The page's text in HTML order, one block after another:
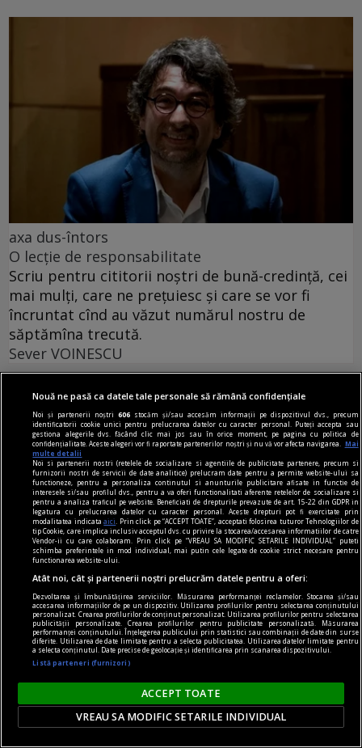
axa dus-întors
O lecție de responsabilitate
Scriu pentru cititorii noștri de bună-credință, cei
mai mulți, care ne prețuiesc și care se vor fi
încruntat cînd au văzut numărul nostru de
săptămîna trecută.
Sever VOINESCU
viața de capital
Cînd economia de piață s-a pierdut printre
proteste
Întrebarea este: pînă unde vor merge încălcările
principiilor economiei de piață și cele privind
funcționarea Uniunii Europene?
Constantin RUDNIŢCHI
Nouă ne pasă ca datele tale personale să rămână confidențiale
Noi și partenerii noștri606 stocăm și/sau accesăm informații pe dispozitivul dvs., precum
identificatorii cookie unici pentru prelucrarea datelor cu caracter personal. Puteți accepta sau
gestiona alegerile dvs. făcând clic mai jos sau în orice moment, pe pagina cu politica de
confidențialitate. Aceste alegeri vor fi raportate partenerilor noștri și nu vă vor afecta navigarea.
Mai
multe detalii
Noi si partenerii nostri (retelele de socializare si agentiile de publicitate partenere, precum si
furnizorii nostri de servicii de date analitice) prelucram date pentru a permite website-ului sa
functioneze, pentru a personaliza continutul si anunturile publicitare afisate in functie de
interesele si/sau profilul dvs., pentru a va oferi functionalitati aferente retelelor de socializare si
pentru a analiza traficul pe website. Beneficiati de drepturile prevazute de art. 15-22 din GDPR in
legatura cu prelucrarea datelor cu caracter personal. Aceste drepturi pot fi exercitate prin
modalitatea indicataaici
. Prin click pe “ACCEPT TOATE”, acceptati folosirea tuturor Tehnologiilor de
tip Cookie, care implica inclusiv acceptul dvs. cu privire la stocarea/accesarea informatiilor de catre
Vendor-ii cu care colaboram. Prin click pe “VREAU SA MODIFIC SETARILE INDIVIDUAL” puteti
schimba preferintele in mod individual, mai putin cele legate de cookie strict necesare pentru
functionarea website-ului.
Atât noi, cât și partenerii noștri prelucrăm datele pentru a oferi:
Dezvoltarea și îmbunătățirea serviciilor. Măsurarea performanței reclamelor. Stocarea și/sau
accesarea informațiilor de pe un dispozitiv. Utilizarea profilurilor pentru selectarea conținutului
personalizat. Crearea profilurilor de conținut personalizat. Utilizarea profilurilor pentru selectarea
publicității personalizate. Crearea profilurilor pentru publicitate personalizată. Măsurarea
performanței conținutului. Înțelegerea publicului prin statistici sau combinații de date din surse
diferite. Utilizarea de date limitate pentru a selecta publicitatea. Utilizarea datelor limitate pentru
a selecta conținutul. Date precise de geolocație și identificarea prin scanarea dispozitivului.
Listă parteneri (furnizori)
ACCEPT TOATE
VREAU SA MODIFIC SETARILE INDIVIDUAL